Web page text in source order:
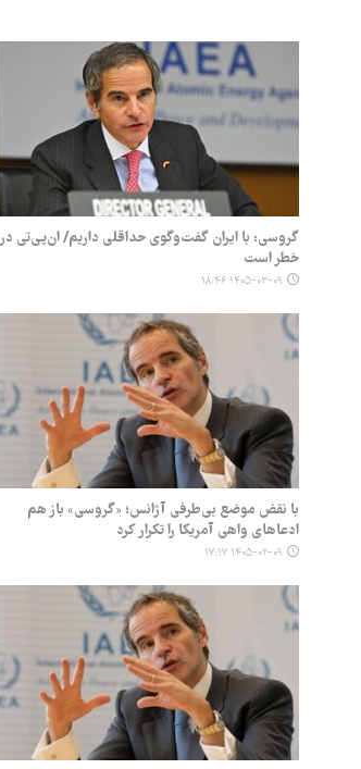
گروسی: با ایران گفت‌وگوی حداقلی داریم/ ان‌پی‌تی در
خطر است
۱۴۰۵-۰۳-۰۹ ۱۸:۴۶
با نقض موضع بی‌طرفی آژانس؛ «گروسی» باز هم
ادعاهای واهی آمریکا را تکرار کرد
۱۴۰۵-۰۲-۰۹ ۱۷:۱۷